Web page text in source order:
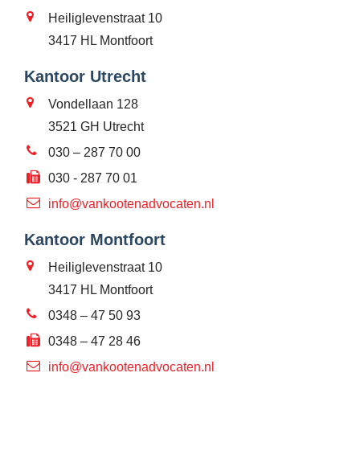
Heiliglevenstraat 10
3417 HL Montfoort
Kantoor Utrecht
Vondellaan 128
3521 GH Utrecht
030 – 287 70 00
030 - 287 70 01
info@vankootenadvocaten.nl
Kantoor Montfoort
Heiliglevenstraat 10
3417 HL Montfoort
0348 – 47 50 93
0348 – 47 28 46
info@vankootenadvocaten.nl